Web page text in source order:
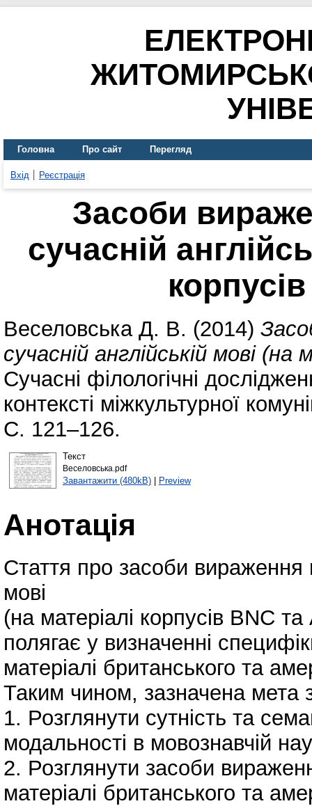
Головна Про сайт Перегляд
Вхід Реєстрація
Засоби
сучасній
Веселовська Д. В. (2014)
сучасній англійській мові
Сучасні філологічні
контексті міжкультурної
С. 121–126.
Текст
Веселовська.pdf
Завантажити (480kB)| Preview
Анотація
Стаття про засоби вираження
мові
(на матеріалі корпусів BNC
полягає у визначенні
матеріалі британського та
Таким чином, зазначена мета
1. Розглянути сутність та
модальності в мовознавчій
2. Розглянути засоби
матеріалі британського та